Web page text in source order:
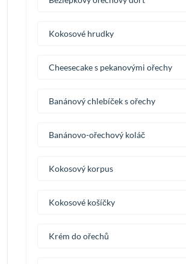
Kokosové hrudky
Cheesecake s pekanovými ořechy
Banánový chlebíček s ořechy
Banánovo-ořechový koláč
Kokosový korpus
Kokosové košíčky
Krém do ořechů